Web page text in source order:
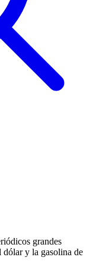
grandes
dólar y la gasolina de